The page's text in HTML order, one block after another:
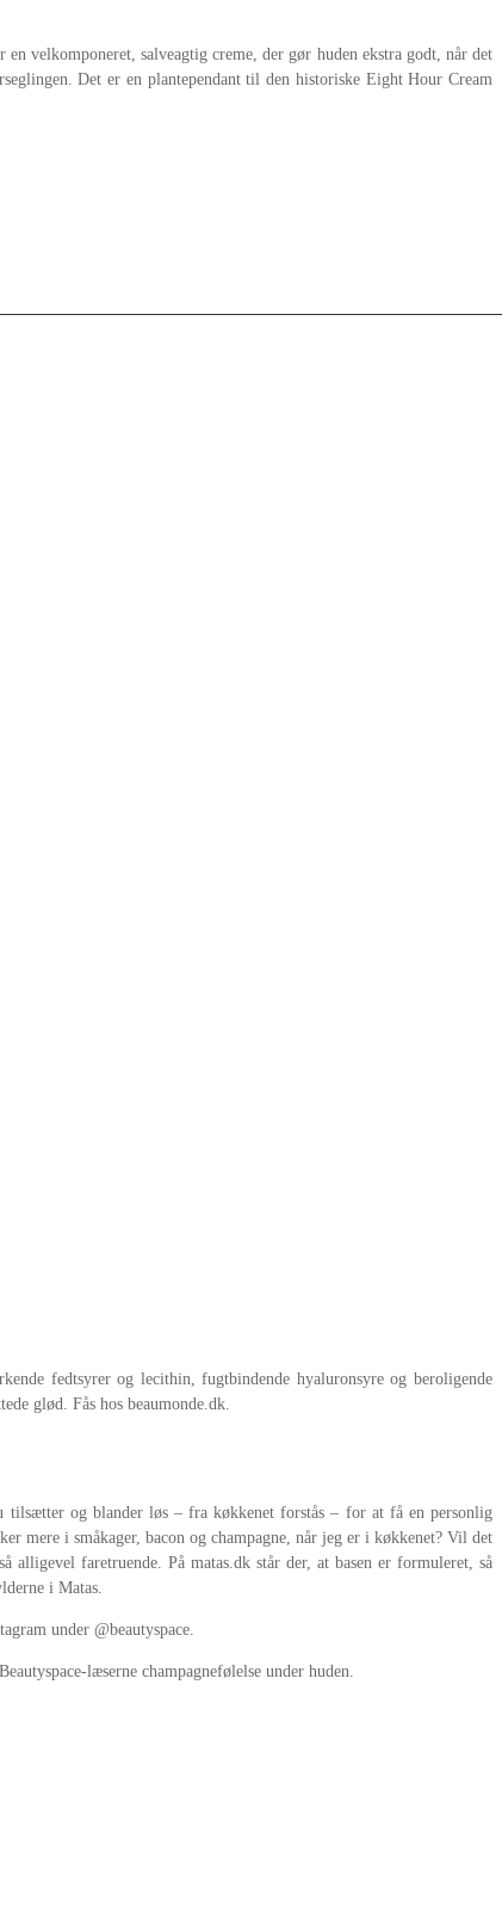
velkomponeret, salveagtig creme, der gør huden ekstra godt, når det
Det er en plantependant til den historiske Eight Hour Cream
fedtsyrer og lecithin, fugtbindende hyaluronsyre og beroligende
glød. Fås hos beaumonde.dk.
tilsætter og blander løs – fra køkkenet forstås – for at få en personlig
mere i småkager, bacon og champagne, når jeg er i køkkenet? Vil det
faretruende. På matas.dk står der, at basen er formuleret, så
i Matas.
under @beautyspace.
læserne champagnefølelse under huden.